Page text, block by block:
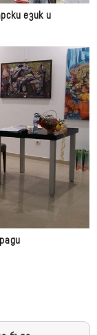
език и